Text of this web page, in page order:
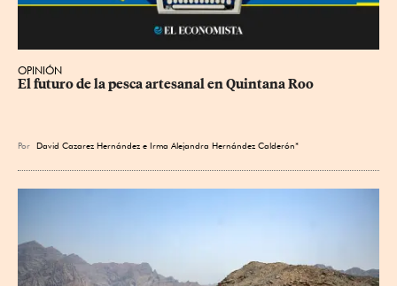
OPINIÓN
El futuro de la pesca artesanal en Quintana Roo
Por David Cazarez Hernández e Irma Alejandra Hernández Calderón*